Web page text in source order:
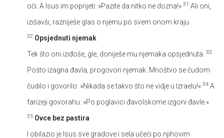
oči. A Isus im poprijeti: »Pazite da nitko ne dozna!« 31 Ali oni,
izišavši, razniješe glas o njemu po svem onom kraju.
32 Opsjednuti njemak
Tek što oni iziđoše, gle, doniješe mu njemaka opsjednuta. 33
Pošto izagna đavla, progovori njemak. Mnoštvo se čudom
čudilo i govorilo: »Nikada se takvo što ne vidje u Izraelu!« 34 A
farizeji govorahu: »Po poglavici đavolskome izgoni đavle.«
35 Ovce bez pastira
I obilazio je Isus sve gradove i sela učeći po njihovim